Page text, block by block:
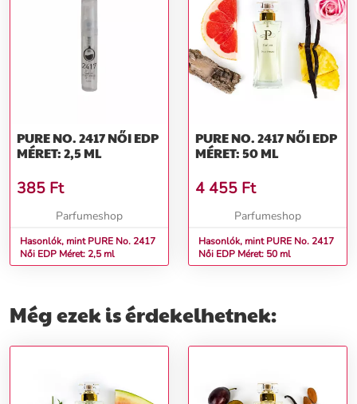
PURE NO. 2417 NŐI EDP
MÉRET: 2,5 ML
385 Ft
Parfumeshop
Hasonlók, mint PURE No. 2417
Női EDP Méret: 2,5 ml
PURE NO. 2417 NŐI EDP
MÉRET: 50 ML
4 455 Ft
Parfumeshop
Hasonlók, mint PURE No. 2417
Női EDP Méret: 50 ml
Még ezek is érdekelhetnek: